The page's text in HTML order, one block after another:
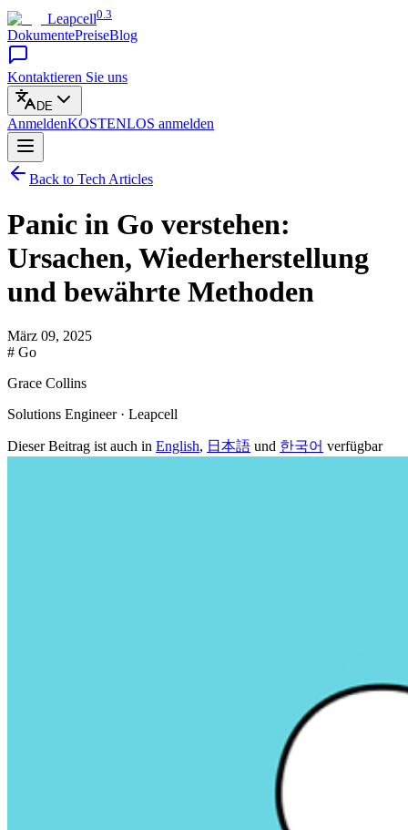
Leapcell0.3
DokumentePreiseBlog
Kontaktieren Sie uns
DE
AnmeldenKOSTENLOS anmelden
Back to Tech Articles
Panic in Go verstehen:
Ursachen, Wiederherstellung
und bewährte Methoden
März 09, 2025
# Go
Grace Collins
Solutions Engineer · Leapcell
Dieser Beitrag ist auch in English, 日本語 und 한국어 verfügbar